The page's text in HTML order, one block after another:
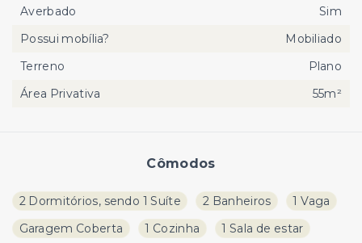
Cômodos
2 Dormitórios, sendo 1 Suíte 2 Banheiros
1 Vaga
Garagem Coberta
1 Cozinha
1 Sala de estar
Averbado
Sim
Possui mobília?
Mobiliado
Terreno
Plano
Área Privativa
55m²